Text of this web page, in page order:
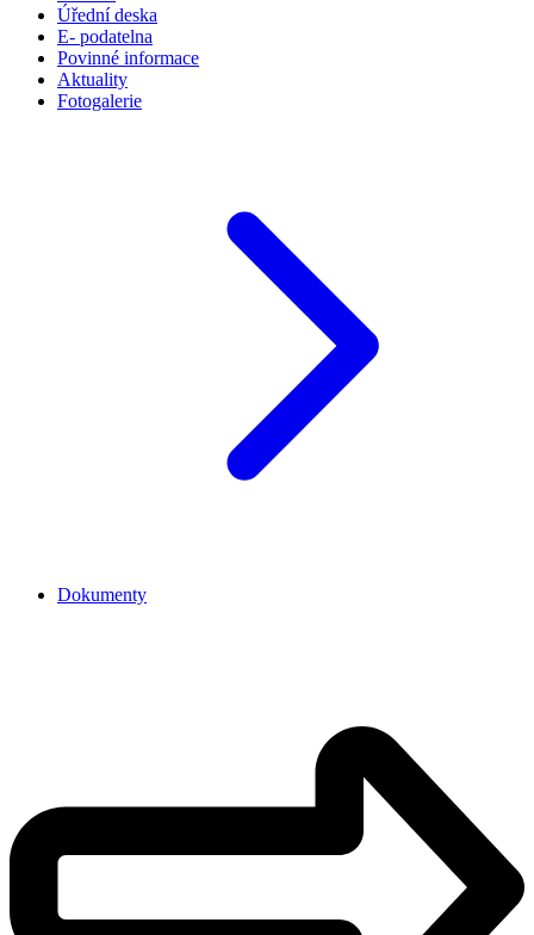
Úřední deska
E- podatelna
Povinné informace
Aktuality
Fotogalerie
Dokumenty